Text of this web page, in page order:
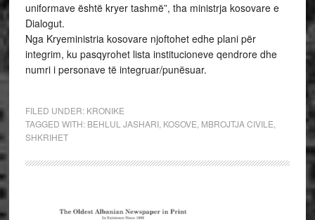
uniformave është kryer tashmë”, tha ministrja kosovare e
Dialogut.
Nga Kryeministria kosovare njoftohet edhe plani për
integrim, ku pasqyrohet lista institucioneve qendrore dhe
numri i personave të integruar/punësuar.
FILED UNDER: KRONIKE
TAGGED WITH: BEHLUL JASHARI, KOSOVE MBROJTJA CIVILE
SHKRIHET